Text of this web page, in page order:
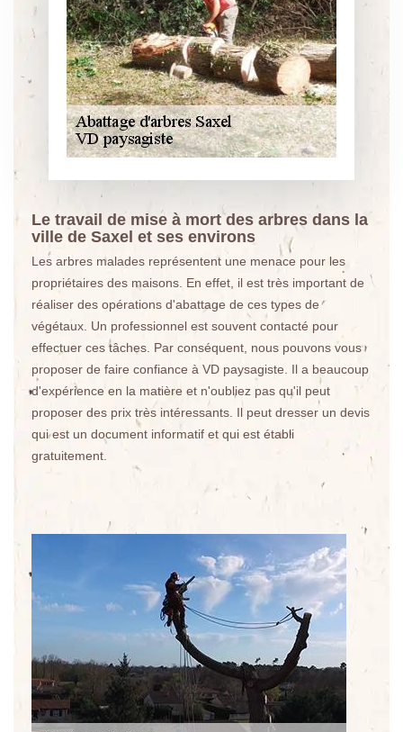
Le travail de mise à mort des arbres dans la
ville de Saxel et ses environs
Les arbres malades représentent une menace pour les
propriétaires des maisons. En effet, il est très important de
réaliser des opérations d'abattage de ces types de
végétaux. Un professionnel est souvent contacté pour
effectuer ces tâches. Par conséquent, nous pouvons vous
proposer de faire confiance à VD paysagiste. Il a beaucoup
d'expérience en la matière et n'oubliez pas qu'il peut
proposer des prix très intéressants. Il peut dresser un devis
qui est un document informatif et qui est établi
gratuitement.